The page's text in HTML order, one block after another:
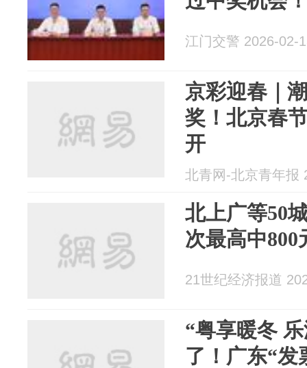
江门交警 2026-02-
京彩迎春｜
奖！北京春
开
北青网-北京青年报
北上广等50
次最高中800
21世纪经济报道
“粤享暖冬
了！广东“发